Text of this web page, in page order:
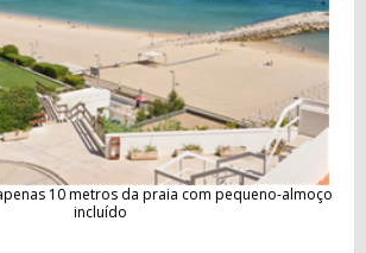
10 metros da praia com pequeno-almoço
incluído